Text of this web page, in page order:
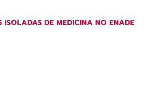
ISOLADAS DE MEDICINA NO ENADE